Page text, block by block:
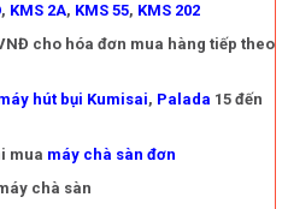
, KMS 2A, KMS 55, KMS 202
cho hóa đơn mua hàng tiếp theo
hút bụi Kumisai, Palada 15 đến
mua máy chà sàn đơn
chà sàn